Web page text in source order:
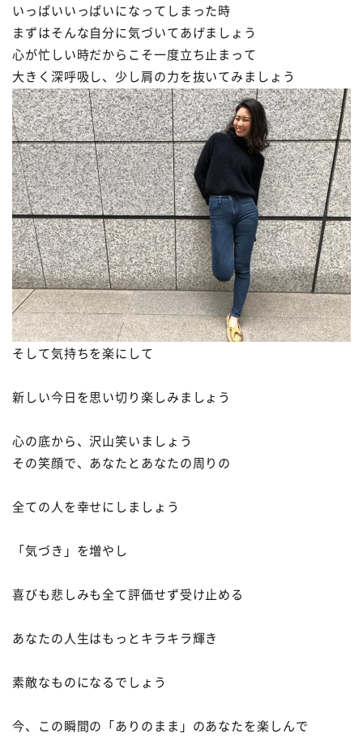
いっぱいいっぱいになってしまった時
まずはそんな自分に気づいてあげましょう
心が忙しい時だからこそ一度立ち止まって
大きく深呼吸し、少し肩の力を抜いてみましょう
そして気持ちを楽にして
新しい今日を思い切り楽しみましょう
心の底から、沢山笑いましょう
その笑顔で、あなたとあなたの周りの
全ての人を幸せにしましょう
「気づき」を増やし
喜びも悲しみも全て評価せず受け止める
あなたの人生はもっとキラキラ輝き
素敵なものになるでしょう
今、この瞬間の「ありのまま」のあなたを楽しんで